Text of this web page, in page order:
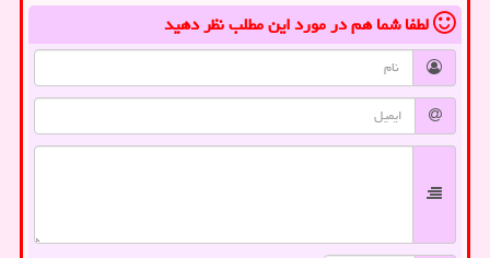
لطفا شما همدر مورد این مطلبنظر دهید